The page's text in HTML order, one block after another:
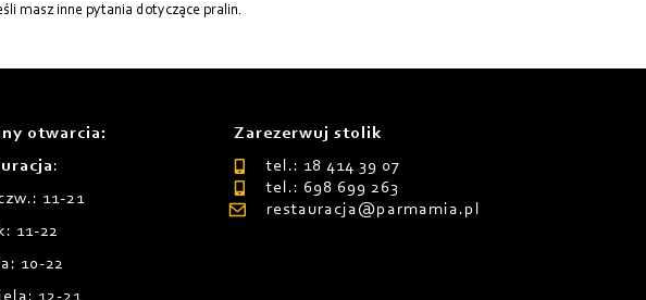
masz inne pytania dotyczące pralin.
otwarcia:
:
11-21
11-22
10-22
Zarezerwuj stolik
tel.: 18 414 39 07
tel.: 698 699 263
restauracja@parmamia.pl